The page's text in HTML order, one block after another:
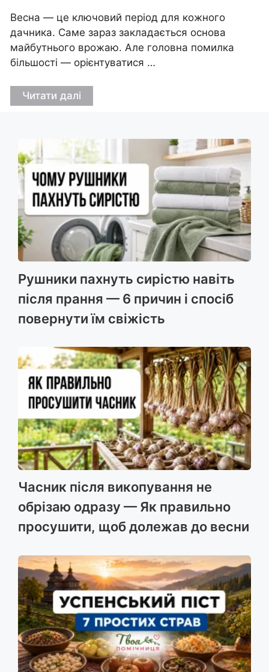
Весна — це ключовий період для кожного
дачника. Саме зараз закладається основа
майбутнього врожаю. Але головна помилка
більшості — орієнтуватися …
Читати далі
Рушники пахнуть сирістю навіть
після прання — 6 причин і спосіб
повернути їм свіжість
Часник після викопування не
обрізаю одразу — Як правильно
просушити, щоб долежав до весни